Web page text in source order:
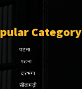
Category
पटना
पटना
दरभंगा
सीतामढ़ी